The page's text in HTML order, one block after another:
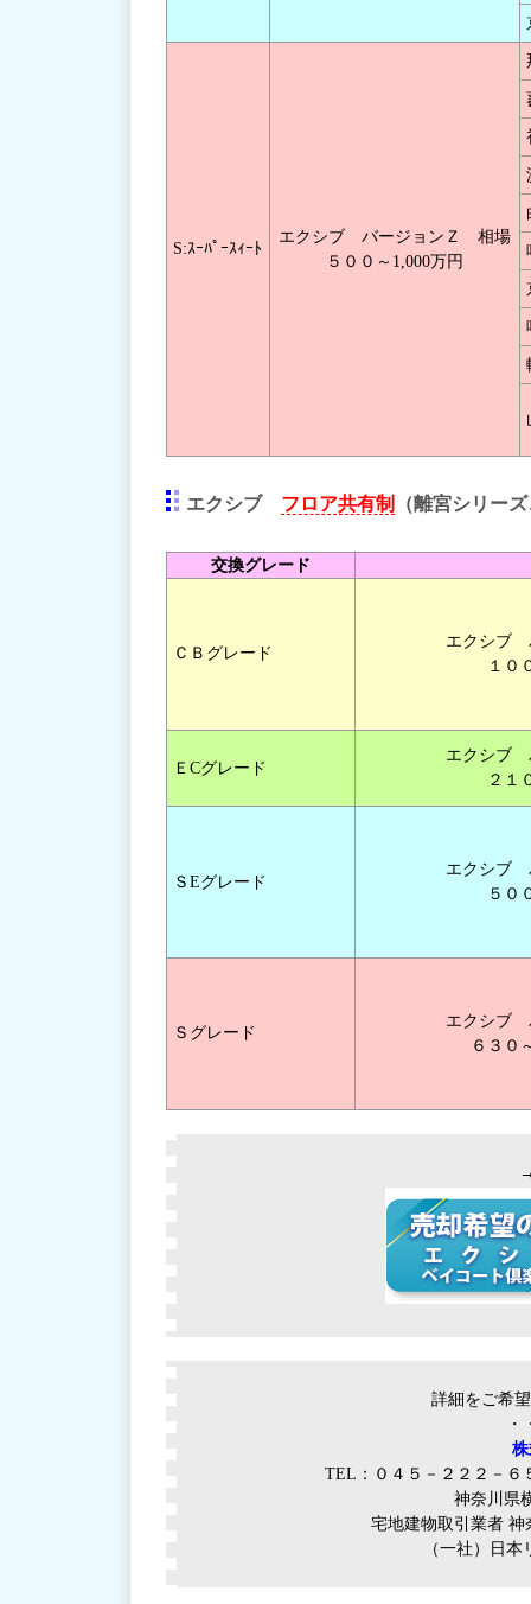
S:ｽｰﾊﾟｰｽｨｰﾄ
エクシブ バージョンＺ 相場
５００～1,000万円
エクシブ フロア共有制 （離宮シリー
交換グレード
ＣＢグレード
エクシブ
１０
ＥCグレード
エクシブ
２１
ＳEグレード
エクシブ
５０
Ｓグレード
エクシブ
６３０
詳細をご希
TEL：０４５－２２２－
神奈川県
宅地建物取引業者
（一社）日